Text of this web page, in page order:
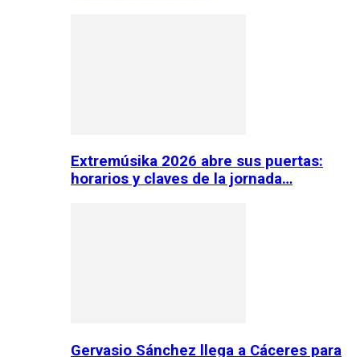
Extremúsika 2026 abre sus puertas:
horarios y claves de la jornada…
Gervasio Sánchez llega a Cáceres para